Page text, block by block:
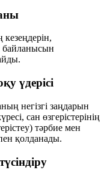
байланысын
үдерісі
негізгі заңдарын
сан өзгерістерінің
тәрбие мен
қолданады.